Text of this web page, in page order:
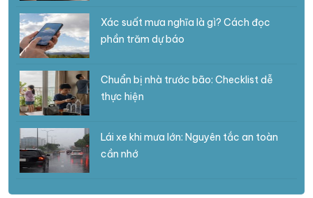
Xác suất mưa nghĩa là gì? Cách đọc
phần trăm dự báo
Chuẩn bị nhà trước bão: Checklist dễ
thực hiện
Lái xe khi mưa lớn: Nguyên tắc an toàn
cần nhớ